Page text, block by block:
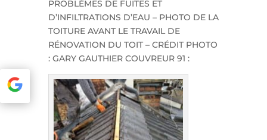
PROBLÈMES DE FUITES ET
D’INFILTRATIONS D’EAU – PHOTO DE LA
TOITURE AVANT LE TRAVAIL DE
RÉNOVATION DU TOIT – CRÉDIT PHOTO
: GARY GAUTHIER COUVREUR 91 :